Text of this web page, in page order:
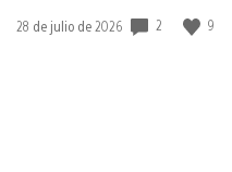
Fecha
28 de julio de 2026 2 9